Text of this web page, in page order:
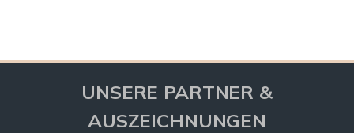
UNSERE PARTNER &
AUSZEICHNUNGEN